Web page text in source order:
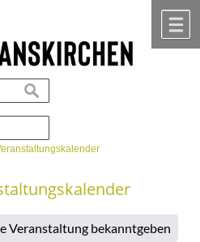
suchen